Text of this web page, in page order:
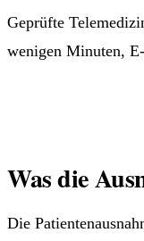
Geprüfte
wenigen Minuten,
Was die
Die